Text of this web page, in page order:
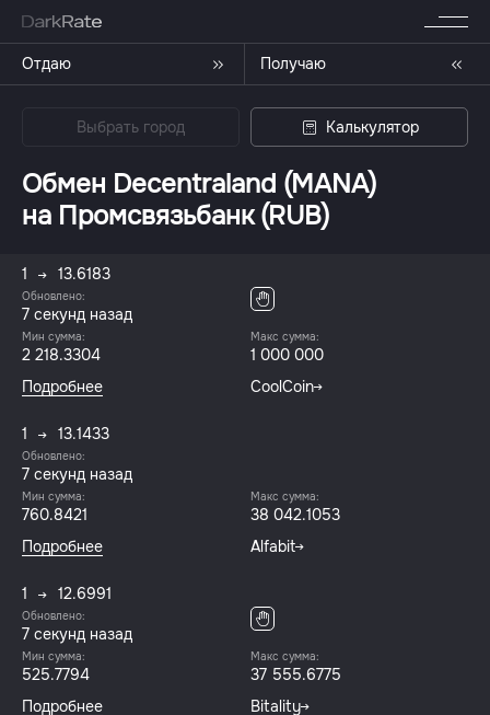
Отдаю Получаю
Выбрать город Калькулятор
Обмен Decentraland (MANA)
на Промсвязьбанк (RUB)
1 13.6183
Обновлено:
8 секунд назад
Мин сумма:
2 218.3304
Макс сумма:
1 000 000
Подробнее
CoolCoin
1 13.1433
Обновлено:
8 секунд назад
Мин сумма:
760.8421
Макс сумма:
38 042.1053
Подробнее
Alfabit
1 12.6991
Обновлено:
8 секунд назад
Мин сумма:
525.7794
Макс сумма:
37 555.6775
Подробнее
Bitality